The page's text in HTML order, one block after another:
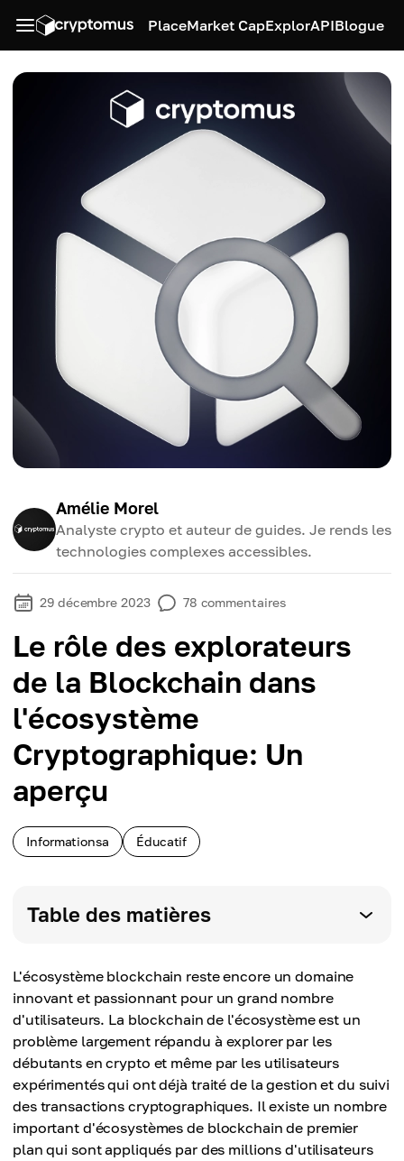
PlaceMarket CapExplorAPIBlogue
Amélie Morel
Analyste crypto et auteur de guides. Je rends les
technologies complexes accessibles.
29 décembre 2023 78 commentaires
Le rôle des explorateurs
de la Blockchain dans
l'écosystème
Cryptographique: Un
aperçu
Informationsa Éducatif
Table des matières
L'écosystème blockchain reste encore un domaine
innovant et passionnant pour un grand nombre
d'utilisateurs. La blockchain de l'écosystème est un
problème largement répandu à explorer par les
débutants en crypto et même par les utilisateurs
expérimentés qui ont déjà traité de la gestion et du suivi
des transactions cryptographiques. Il existe un nombre
important d'écosystèmes de blockchain de premier
plan qui sont appliqués par des millions d'utilisateurs